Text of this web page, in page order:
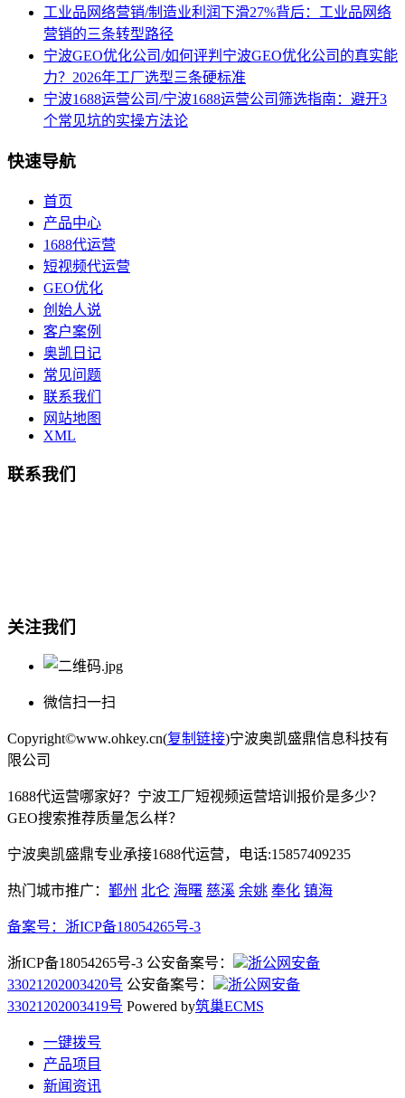
工业品网络营销/制造业利润下滑27%背后：工业品网络
营销的三条转型路径
宁波GEO优化公司/如何评判宁波GEO优化公司的真实能
力？2026年工厂选型三条硬标准
宁波1688运营公司/宁波1688运营公司筛选指南：避开3
个常见坑的实操方法论
快速导航
首页
产品中心
1688代运营
短视频代运营
GEO优化
创始人说
客户案例
奥凯日记
常见问题
联系我们
网站地图
XML
联系我们
关注我们
微信扫一扫
Copyright©www.ohkey.cn(复制链接)宁波奥凯盛鼎信息科技有
限公司
1688代运营哪家好？宁波工厂短视频运营培训报价是多少？
GEO搜索推荐质量怎么样？
宁波奥凯盛鼎专业承接1688代运营，电话:15857409235
热门城市推广： 鄞州 北仑 海曙 慈溪 余姚 奉化 镇海
备案号： 浙ICP备18054265号-3
浙ICP备18054265号-3 公安备案号：
浙公网安备
33021202003420号 公安备案号：
浙公网安备
33021202003419号 Powered by筑巢ECMS
一键拨号
产品项目
新闻资讯